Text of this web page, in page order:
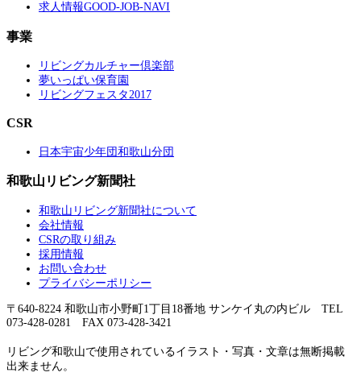
求人情報GOOD-JOB-NAVI
事業
リビングカルチャー倶楽部
夢いっぱい保育園
リビングフェスタ2017
CSR
日本宇宙少年団和歌山分団
和歌山リビング新聞社
和歌山リビング新聞社について
会社情報
CSRの取り組み
採用情報
お問い合わせ
プライバシーポリシー
〒640-8224 和歌山市小野町1丁目18番地 サンケイ丸の内ビル TEL
073-428-0281 FAX 073-428-3421
リビング和歌山で使用されているイラスト・写真・文章は無断掲載
出来ません。